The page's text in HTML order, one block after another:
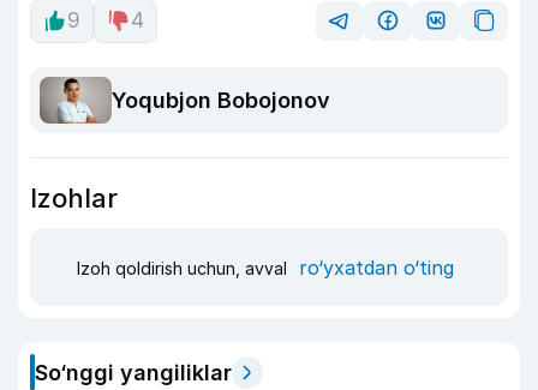
9
4
Yoqubjon Bobojonov
Izohlar
Izoh qoldirish uchun, avval ro‘yxatdan o‘ting
So‘nggi yangiliklar